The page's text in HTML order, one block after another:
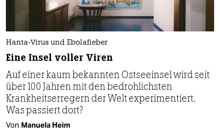
Hanta-Virus und Ebolafieber
Eine Insel voller Viren
Auf einer kaum bekannten Ostseeinsel wird seit
über 100 Jahren mit den bedrohlichsten
Krankheitserregern der Welt experimentiert.
Was passiert dort?
Von Manuela Heim